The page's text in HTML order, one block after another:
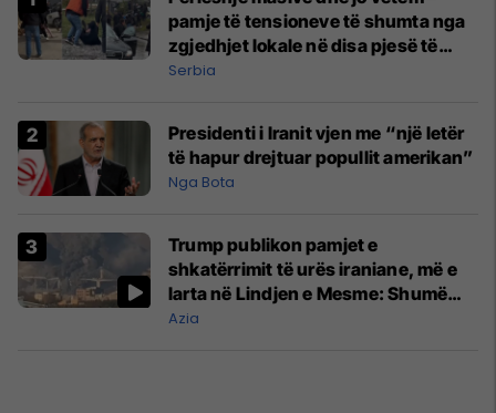
pamje të tensioneve të shumta nga
zgjedhjet lokale në disa pjesë të
Serbisë
Serbia
Presidenti i Iranit vjen me “një letër
të hapur drejtuar popullit amerikan”
Nga Bota
Trump publikon pamjet e
shkatërrimit të urës iraniane, më e
larta në Lindjen e Mesme: Shumë
gjëra të tjera do të pasojnë
Azia